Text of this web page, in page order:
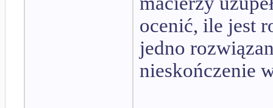
ocenić, ile jest
jedno
nieskończenie